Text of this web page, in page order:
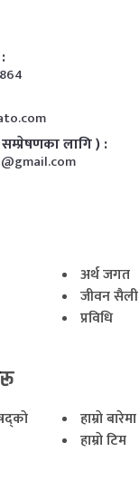
लागि ) :
अर्थ जगत
जीवन सैली
प्रविधि
हाम्राे बारेमा
हाम्राे टिम